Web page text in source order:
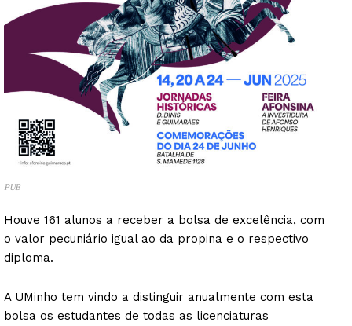
PUB
Houve 161 alunos a receber a bolsa de excelência, com
o valor pecuniário igual ao da propina e o respectivo
diploma.
A UMinho tem vindo a distinguir anualmente com esta
bolsa os estudantes de todas as licenciaturas